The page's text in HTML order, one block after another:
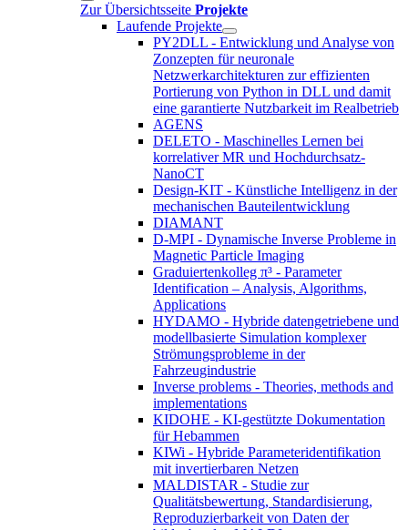
Zur Übersichtsseite Projekte
Laufende Projekte
PY2DLL - Entwicklung und Analyse von
Zonzepten für neuronale
Netzwerkarchitekturen zur effizienten
Portierung von Python in DLL und damit
eine garantierte Nutzbarkeit im Realbetrieb
AGENS
DELETO - Maschinelles Lernen bei
korrelativer MR und Hochdurchsatz-
NanoCT
Design-KIT - Künstliche Intelligenz in der
mechanischen Bauteilentwicklung
DIAMANT
D-MPI - Dynamische Inverse Probleme in
Magnetic Particle Imaging
Graduiertenkolleg π³ - Parameter
Identification – Analysis, Algorithms,
Applications
HYDAMO - Hybride datengetriebene und
modellbasierte Simulation komplexer
Strömungsprobleme in der
Fahrzeugindustrie
Inverse problems - Theories, methods and
implementations
KIDOHE - KI-gestützte Dokumentation
für Hebammen
KIWi - Hybride Parameteridentifikation
mit invertierbaren Netzen
MALDISTAR - Studie zur
Qualitätsbewertung, Standardisierung,
Reproduzierbarkeit von Daten der